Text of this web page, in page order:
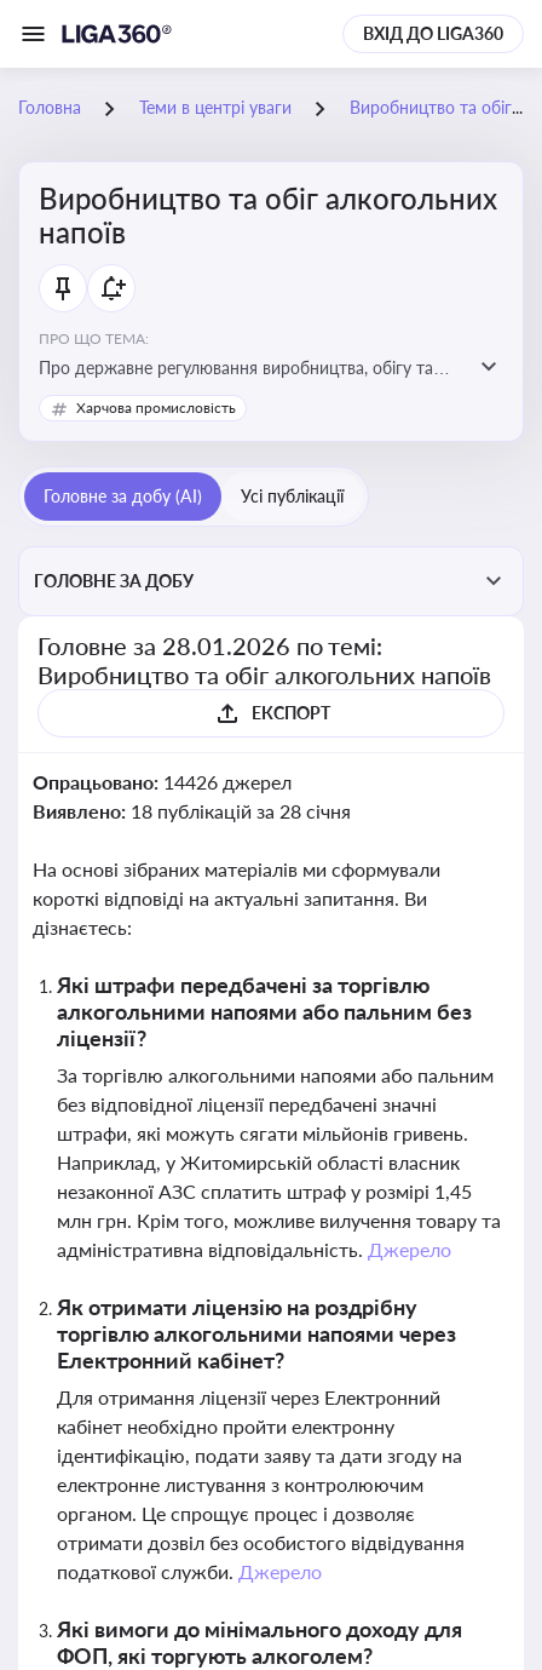
ВХІД ДО LIGA360
Головна Теми в центрі уваги Виробництво та обіг алкогольних напоїв
Виробництво та обіг алкогольних
напоїв
ПРО ЩО ТЕМА:
Про державне регулювання виробництва, обігу та
оподаткування алкогольної продукції, про
ліцензування та правові ризики
Харчова промисловість
Головне за добу (AI) Усі публікації
ГОЛОВНЕ ЗА ДОБУ
Головне за 28.01.2026 по темі:
Виробництво та обіг алкогольних напоїв
ЕКСПОРТ
Опрацьовано: 14426 джерел
Виявлено: 18 публікацій за 28 січня
На основі зібраних матеріалів ми сформували
короткі відповіді на актуальні запитання. Ви
дізнаєтесь:
Які штрафи передбачені за торгівлю
алкогольними напоями або пальним без
ліцензії?
За торгівлю алкогольними напоями або пальним
без відповідної ліцензії передбачені значні
штрафи, які можуть сягати мільйонів гривень.
Наприклад, у Житомирській області власник
незаконної АЗС сплатить штраф у розмірі 1,45
млн грн. Крім того, можливе вилучення товару та
адміністративна відповідальність. Джерело
Як отримати ліцензію на роздрібну
торгівлю алкогольними напоями через
Електронний кабінет?
Для отримання ліцензії через Електронний
кабінет необхідно пройти електронну
ідентифікацію, подати заяву та дати згоду на
електронне листування з контролюючим
органом. Це спрощує процес і дозволяє
отримати дозвіл без особистого відвідування
податкової служби. Джерело
Які вимоги до мінімального доходу для
ФОП, які торгують алкоголем?